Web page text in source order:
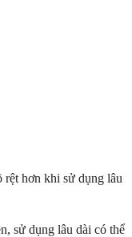
rệt hơn khi sử dụng lâu
sử dụng lâu dài có thể